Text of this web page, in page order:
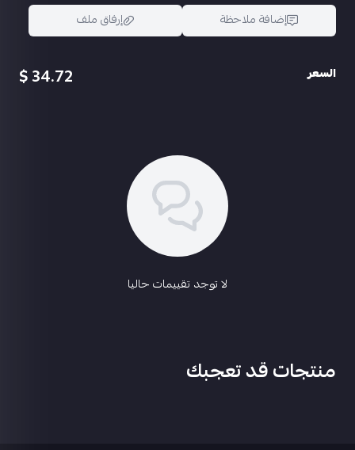
إضافة ملاحظة
إرفاق ملف
السعر 34.72 $
لا توجد تقييمات حاليا
منتجات قد تعجبك